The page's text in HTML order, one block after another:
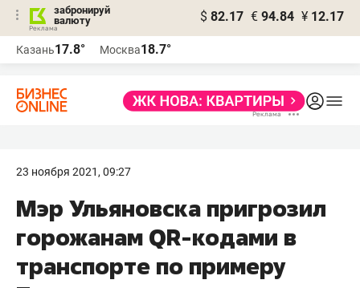
забронируй
валюту
$ 82.17 € 94.84 ¥ 12.17
Казань17.8° Москва18.7°
23 ноября 2021, 09:27
Мэр Ульяновска пригрозил
горожанам QR-кодами в
транспорте по примеру